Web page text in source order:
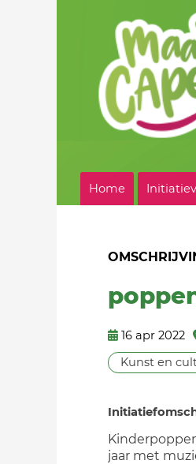
Home
16 apr 2022
Kunst en
jaar met